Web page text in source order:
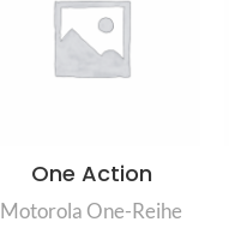
One Action
Motorola One-Reihe